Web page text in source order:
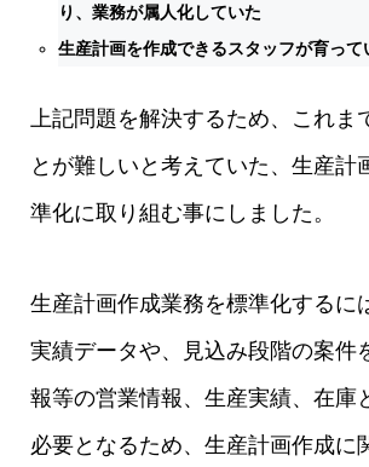
り、業務が属人化していた
生産計画を作成できるスタッフが育って
上記問題を解決するため、これま
とが難しいと考えていた、生産計
準化に取り組む事にしました。
生産計画作成業務を標準化するに
実績データや、見込み段階の案件
報等の営業情報、生産実績、在庫
必要となるため、生産計画作成に